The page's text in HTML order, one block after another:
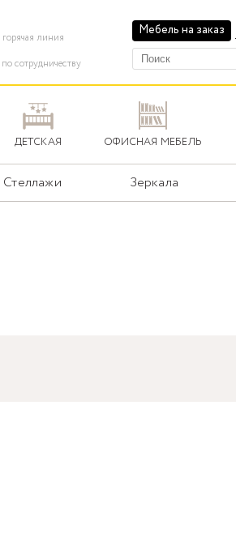
горячая линия
по сотрудничеству
Мебель на заказ
ДЕТСКАЯ ОФИСНАЯ МЕБЕЛЬ
Стеллажи Зеркала